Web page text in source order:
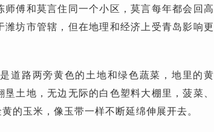
傅和莫言住同一个小区，莫言每年都会回高
坊市管辖，但在地理和经济上受青岛影响更
道路两旁黄色的土地和绿色蔬菜，地里的黄
土地，无边无际的白色塑料大棚里，菠菜、
的玉米，像玉带一样不断延绵伸展开去。